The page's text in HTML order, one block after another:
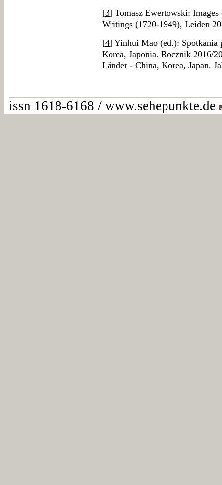
[3] Tomasz Ewertowski:
Writings (1720-1949), Leiden
[4] Yinhui Mao (ed.):
Korea, Japonia. Rocznik 2016/
Länder - China, Korea, Japan.
issn 1618-6168 / www.sehepunkte.de